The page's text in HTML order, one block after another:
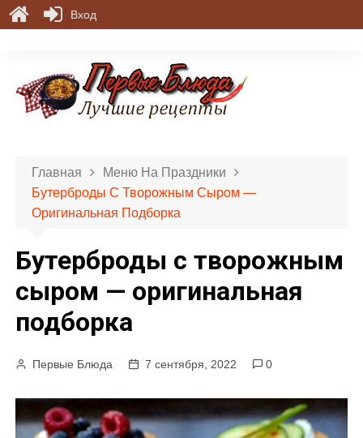
Главная
Меню На Праздники
Бутерброды С Творожным Сыром —
Оригинальная Подборка
Бутерброды с творожным
сыром — оригинальная
подборка
Первые Блюда 7 сентября, 2022 0
Вход